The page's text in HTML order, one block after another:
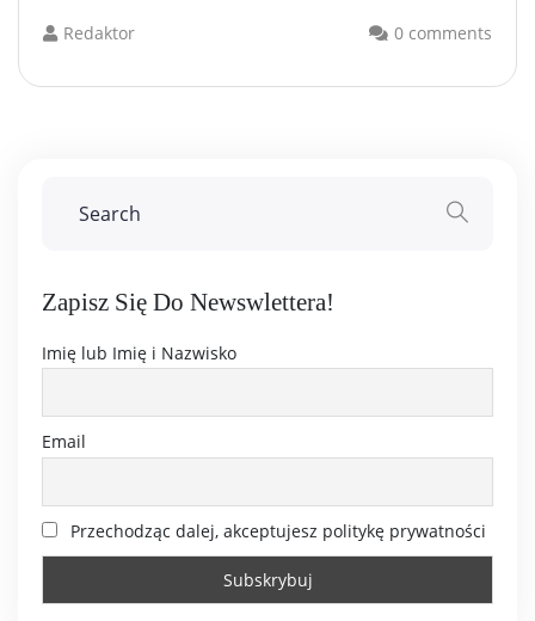
Redaktor 0 comments
Zapisz Się Do Newswlettera!
Imię lub Imię i Nazwisko
Email
Przechodząc dalej, akceptujesz politykę prywatności